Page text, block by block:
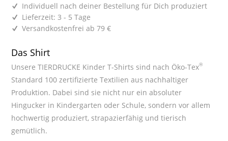
Individuell nach deiner Bestellung für Dich produziert
Lieferzeit: 3 - 5 Tage
Versandkostenfrei ab 79 €
Das Shirt
Unsere TIERDRUCKE Kinder T-Shirts sind nach Öko-Tex®
Standard 100 zertifizierte Textilien aus nachhaltiger
Produktion. Dabei sind sie nicht nur ein absoluter
Hingucker in Kindergarten oder Schule, sondern vor allem
hochwertig produziert, strapazierfähig und tierisch
gemütlich.